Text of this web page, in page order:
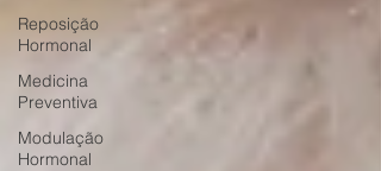
Reposição
Hormonal
Medicina
Preventiva
Modulação
Hormonal